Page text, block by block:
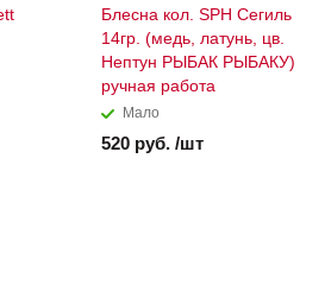
Блесна кол. SPH Сегиль
14гр. (медь, латунь, цв.
Нептун РЫБАК РЫБАКУ)
ручная работа
Мало
520 руб. /шт